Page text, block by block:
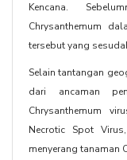
Kencana.
Chrysanthemum
tersebut yang
Selain tantangan
dari ancaman
Chrysanthemum
Necrotic Spot
menyerang tanaman